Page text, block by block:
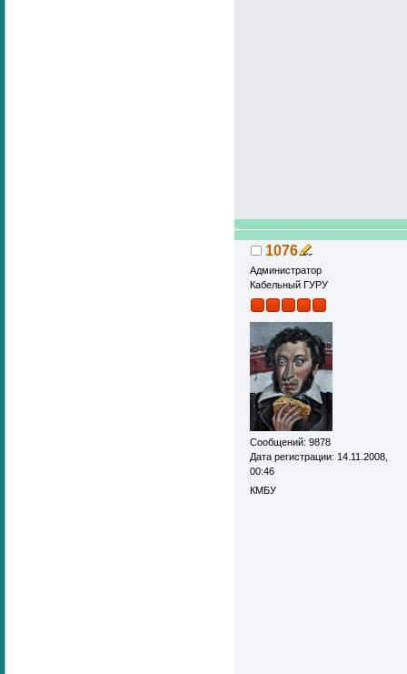
1076
Администратор
Кабельный ГУРУ
Сообщений: 9878
Дата регистрации: 14.11.2008,
00:46
КМБУ